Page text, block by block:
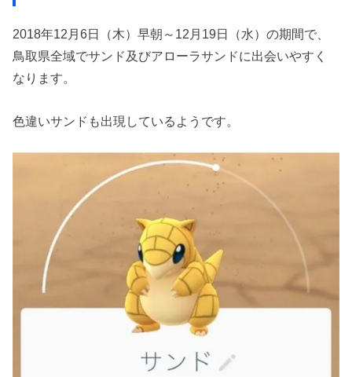
2018年12月6日（木）早朝～12月19日（水）の期間で、
鳥取県全域でサンド及びアローラサンドに出会いやすく
なります。
色違いサンドも出現しているようです。